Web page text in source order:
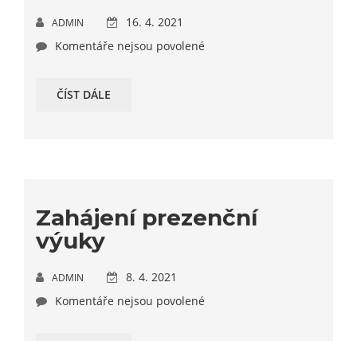
ADMIN
16. 4. 2021
Komentáře nejsou povolené
ČÍST DÁLE
Zahájení prezenční
výuky
ADMIN
8. 4. 2021
Komentáře nejsou povolené